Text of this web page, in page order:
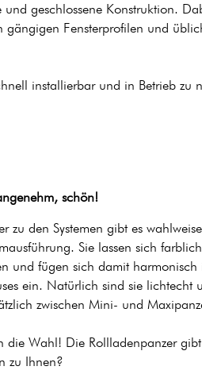
geschlossene Konstruktion.
Fensterprofilen und
installierbar und in Betrieb zu
schön!
zu den Systemen gibt es
Sie lassen sich
und fügen sich damit harmonisch
ein. Natürlich sind sie lichtecht
zwischen Mini- und
die Wahl! Die Rollladenpanzer
zu Ihnen?